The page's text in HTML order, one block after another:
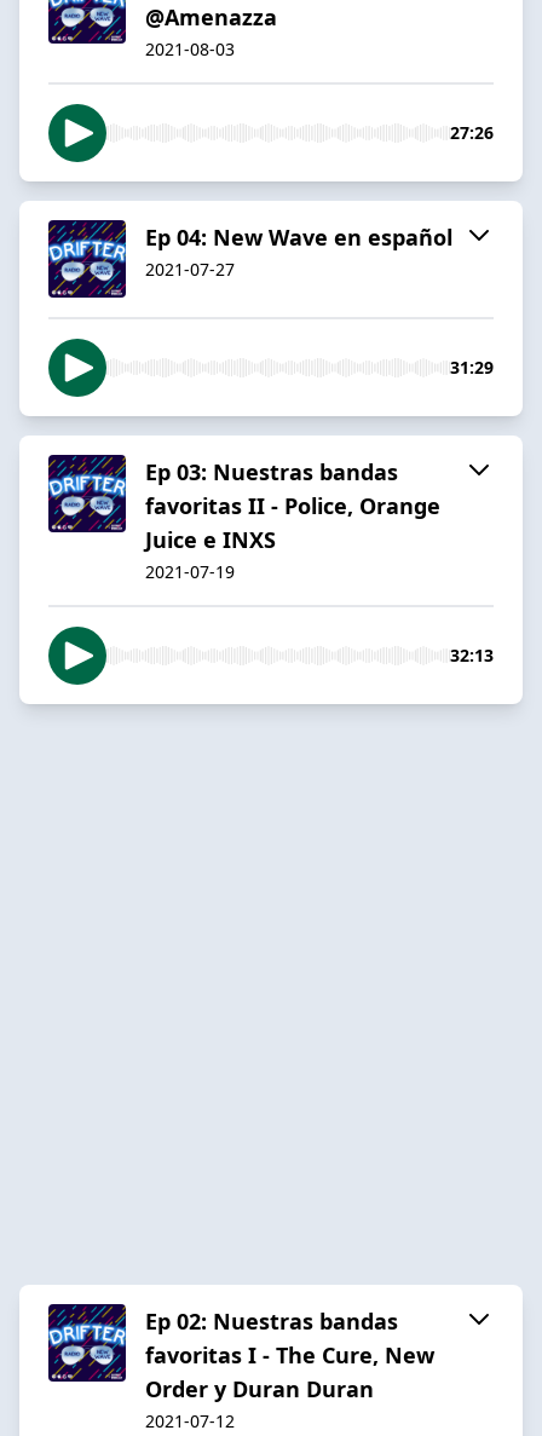
@Amenazza
2021-08-03
27:26
Ep 04: New Wave en español
2021-07-27
31:29
Ep 03: Nuestras bandas
favoritas II - Police, Orange
Juice e INXS
2021-07-19
32:13
Ep 02: Nuestras bandas
favoritas I - The Cure, New
Order y Duran Duran
2021-07-12